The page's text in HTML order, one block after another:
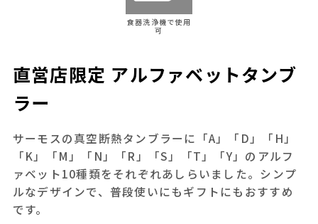
食器洗浄機で使用
可
直営店限定 アルファベットタンブ
ラー
サーモスの真空断熱タンブラーに「A」「D」「H」
「K」「M」「N」「R」「S」「T」「Y」のアルフ
ァベット10種類をそれぞれあしらいました。シンプ
ルなデザインで、普段使いにもギフトにもおすすめ
です。